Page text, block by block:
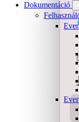
Dokumentáció